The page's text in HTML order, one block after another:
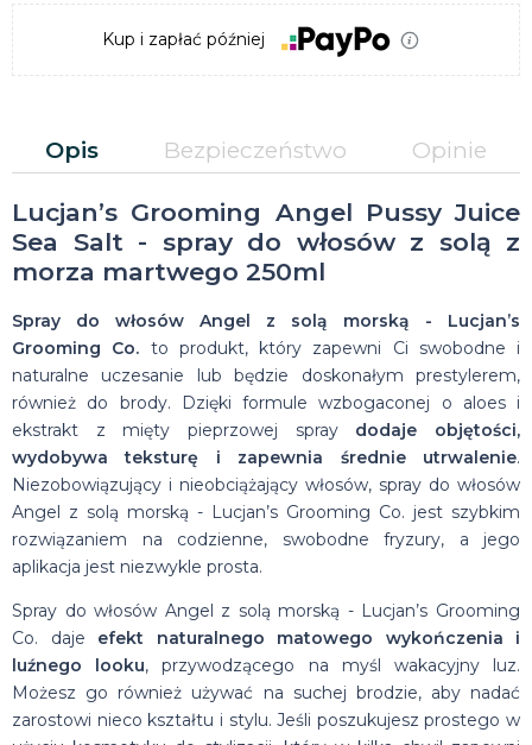
Kup i zapłać później
Opis Bezpieczeństwo Opinie
Lucjan’s Grooming Angel Pussy Juice
Sea Salt - spray do włosów z solą z
morza martwego 250ml
Spray do włosów Angel z solą morską - Lucjan’s
Grooming Co. to produkt, który zapewni Ci swobodne i
naturalne uczesanie lub będzie doskonałym prestylerem,
również do brody. Dzięki formule wzbogaconej o aloes i
ekstrakt z mięty pieprzowej spray dodaje objętości,
wydobywa teksturę i zapewnia średnie utrwalenie.
Niezobowiązujący i nieobciążający włosów, spray do włosów
Angel z solą morską - Lucjan’s Grooming Co. jest szybkim
rozwiązaniem na codzienne, swobodne fryzury, a jego
aplikacja jest niezwykle prosta.
Spray do włosów Angel z solą morską - Lucjan’s Grooming
Co. daje efekt naturalnego matowego wykończenia i
luźnego looku, przywodzącego na myśl wakacyjny luz.
Możesz go również używać na suchej brodzie, aby nadać
zarostowi nieco kształtu i stylu. Jeśli poszukujesz prostego w